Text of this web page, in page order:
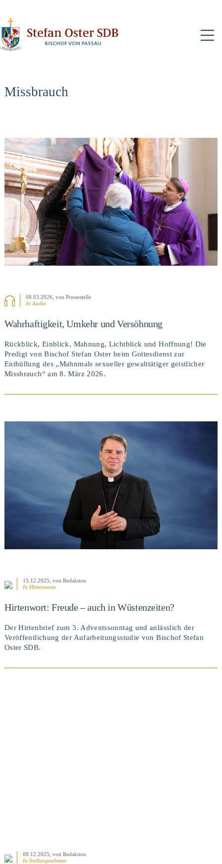
Missbrauch
BEITRAG ANSEHEN
08.03.2026 , von Pressestelle
In Audio
Wahrhaftigkeit, Umkehr und Versöhnung
Rückblick, Einblick, Mahnung, Lichtblick und Hoffnung! Die
Predigt von Bischof Stefan Oster beim Gottesdienst zur
Enthüllung des „Mahnmals sexueller gewalttätiger geistlicher
Missbrauch“ am 8. März 2026.
15.12.2025 , von Redaktion
In Hirtenworte
Hirtenwort: Freude – auch in Wüstenzeiten?
Der Hirtenbrief zum 3. Adventssonntag und anlässlich der
Veröffentlichung der Aufarbeitungsstudie von Bischof Stefan
Oster SDB.
08.12.2025 , von Redaktion
In Stellungnahmen